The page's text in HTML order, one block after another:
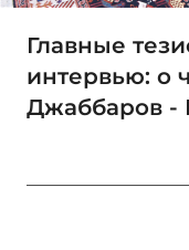
Главные
интервью: о
Джаббаров